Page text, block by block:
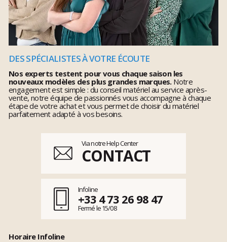
DES SPÉCIALISTES À VOTRE ÉCOUTE
Nos experts testent pour vous chaque saison les
nouveaux modèles des plus grandes marques.Notre
engagement est simple : du conseil matériel au service après-
vente, notre équipe de passionnés vous accompagne à chaque
étape de votre achat et vous permet de choisir du matériel
parfaitement adapté à vos besoins.
Via notre Help Center
CONTACT
Infoline
+33 4 73 26 98 47
Fermé le 15/08
Horaire Infoline